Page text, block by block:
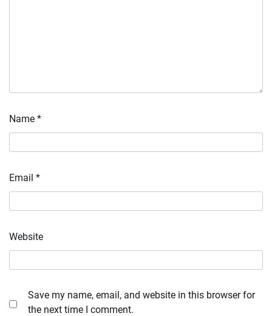
Name *
Email *
Website
Save my name, email, and website in this browser for
the next time I comment.